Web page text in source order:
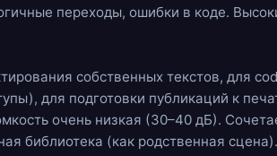
переходы, ошибки в коде.
собственных текстов, для
для подготовки публикаций к
очень низкая (30–40 дБ).
библиотека (как родственная